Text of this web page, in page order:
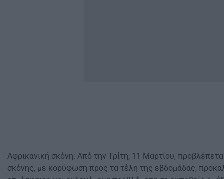
Αφρικανική σκόνη: Από την Τρίτη, 11 Μαρτίου,
σκόνης, με κορύφωση προς τα τέλη της εβδομάδας,